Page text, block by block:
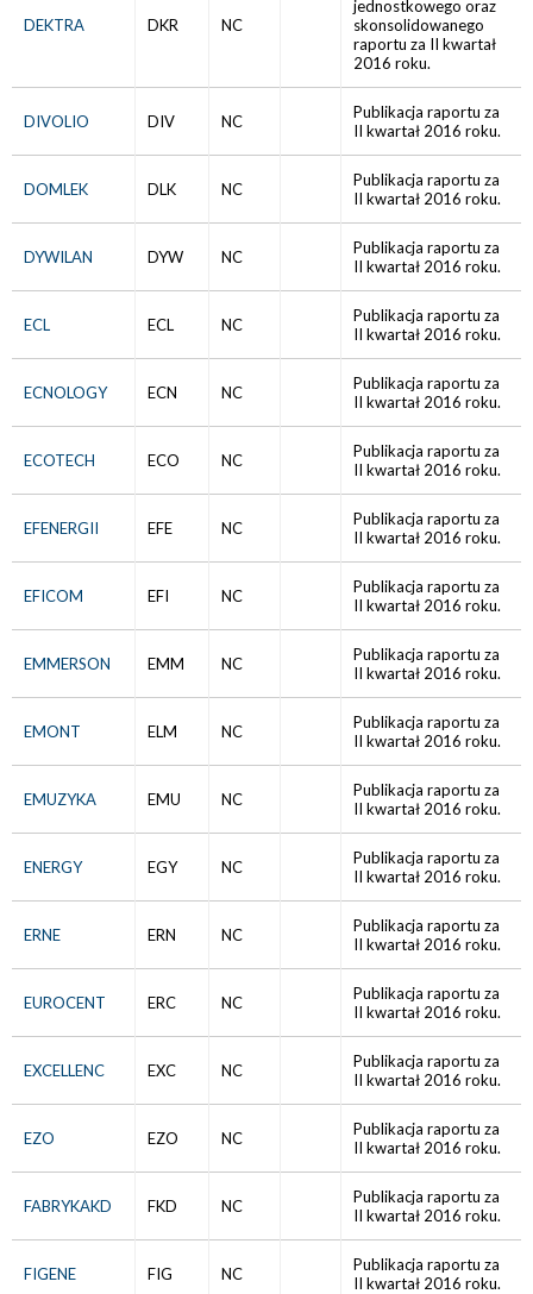
DEKTRA DKR NC
jednostkowego oraz
skonsolidowanego
raportu za II kwartał
2016 roku.
DIVOLIO DIV NC
Publikacja raportu za
II kwartał 2016 roku.
DOMLEK DLK NC
Publikacja raportu za
II kwartał 2016 roku.
DYWILAN DYW NC
Publikacja raportu za
II kwartał 2016 roku.
ECL ECL NC
Publikacja raportu za
II kwartał 2016 roku.
ECNOLOGY ECN NC
Publikacja raportu za
II kwartał 2016 roku.
ECOTECH ECO NC
Publikacja raportu za
II kwartał 2016 roku.
EFENERGII EFE NC
Publikacja raportu za
II kwartał 2016 roku.
EFICOM EFI NC
Publikacja raportu za
II kwartał 2016 roku.
EMMERSON EMM NC
Publikacja raportu za
II kwartał 2016 roku.
EMONT ELM NC
Publikacja raportu za
II kwartał 2016 roku.
EMUZYKA EMU NC
Publikacja raportu za
II kwartał 2016 roku.
ENERGY EGY NC
Publikacja raportu za
II kwartał 2016 roku.
ERNE ERN NC
Publikacja raportu za
II kwartał 2016 roku.
EUROCENT ERC NC
Publikacja raportu za
II kwartał 2016 roku.
EXCELLENC EXC NC
Publikacja raportu za
II kwartał 2016 roku.
EZO EZO NC
Publikacja raportu za
II kwartał 2016 roku.
FABRYKAKD FKD NC
Publikacja raportu za
II kwartał 2016 roku.
FIGENE FIG NC
Publikacja raportu za
II kwartał 2016 roku.